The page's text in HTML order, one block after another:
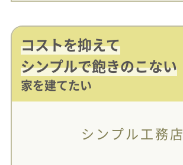
コストを抑えて
シンプルで飽きのこない
家を建てたい
シンプル工務店